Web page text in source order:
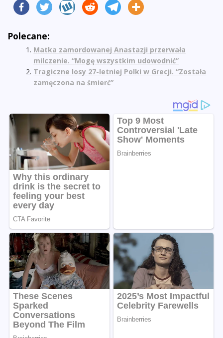
Polecane:
Matka zamordowanej Anastazji przerwała
milczenie. “Mogę wszystkim udowodnić”
Tragiczne losy 27-letniej Polki w Grecji. “Została
zamęczona na śmierć”